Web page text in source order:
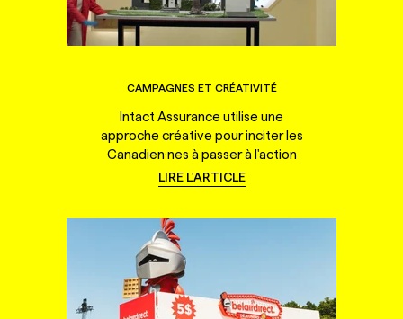
CAMPAGNES ET CRÉATIVITÉ
Intact Assurance utilise une
approche créative pour inciter les
Canadien·nes à passer à l'action
LIRE L'ARTICLE